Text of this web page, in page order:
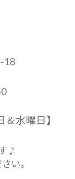
18
水曜日】
♪
い。